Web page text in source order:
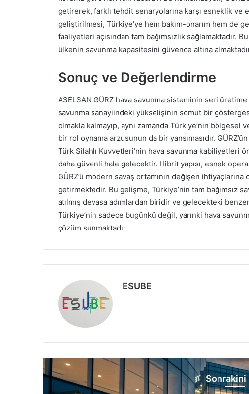
getirerek, farklı tehdit senaryolarına karşı esneklik
geliştirilmesi, Türkiye’ye hem bakım-onarım hem de
faaliyetleri açısından tam bağımsızlık sağlamaktadır.
ülkenin savunma kapasitesini güvence altına
Sonuç ve Değerlendirme
ASELSAN GÜRZ hava savunma sisteminin seri
savunma sanayiindeki yükselişinin somut bir
olmakla kalmayıp, aynı zamanda Türkiye’nin
bir rol oynama arzusunun da bir yansımasıdır.
Türk Silahlı Kuvvetleri’nin hava savunma kabiliyetleri
daha güvenli hale gelecektir. Hibrit yapısı, esnek
GÜRZ’ü modern savaş ortamının değişen
getirmektedir. Bu gelişme, Türkiye’nin tam bağımsız
atılmış devasa adımlardan biridir ve gelecekteki
Türkiye’nin sadece bugünkü değil, yarınki hava
çözüm sunmaktadır.
ESUBE
e
Sonrakini